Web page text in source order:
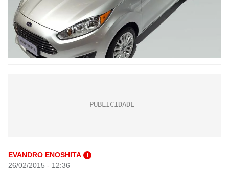
EVANDRO ENOSHITA i
26/02/2015 - 12:36